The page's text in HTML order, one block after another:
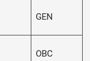
GEN
OBC